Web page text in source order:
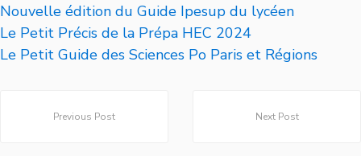
Nouvelle édition du Guide Ipesup du lycéen
Le Petit Précis de la Prépa HEC 2024
Le Petit Guide des Sciences Po Paris et Régions
Previous Post Next Post